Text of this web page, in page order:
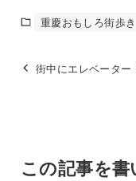
重慶おもしろ街歩き
街中にエレベーター
この記事を書